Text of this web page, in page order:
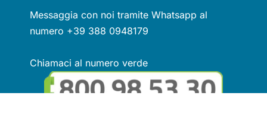
Messaggia con noi tramite Whatsapp al
numero +39 388 0948179
Chiamaci al numero verde